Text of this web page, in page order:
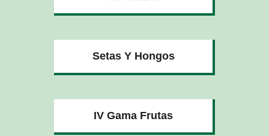
Setas Y Hongos
IV Gama Frutas